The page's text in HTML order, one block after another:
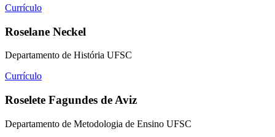
Currículo
Roselane Neckel
Departamento de História UFSC
Currículo
Roselete Fagundes de Aviz
Departamento de Metodologia de Ensino UFSC